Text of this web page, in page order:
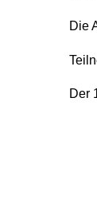
Die
Der